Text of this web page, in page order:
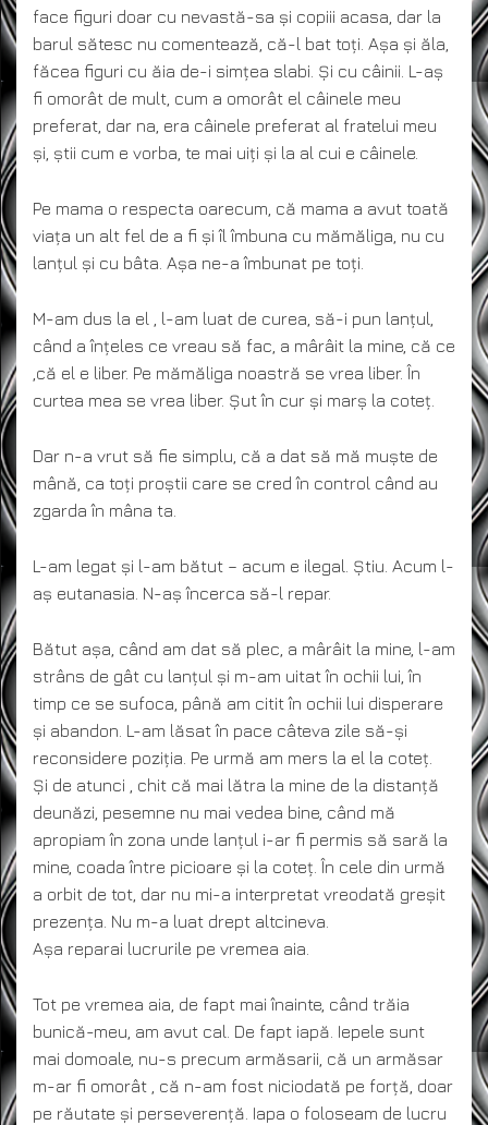
face figuri doar cu nevastă-sa și copiii acasa, dar la
barul sătesc nu comentează, că-l bat toți. Așa și ăla,
făcea figuri cu ăia de-i simțea slabi. Și cu câinii. L-aș
fi omorât de mult, cum a omorât el câinele meu
preferat, dar na, era câinele preferat al fratelui meu
și, știi cum e vorba, te mai uiți și la al cui e câinele.
Pe mama o respecta oarecum, că mama a avut toată
viața un alt fel de a fi și îl îmbuna cu mămăliga, nu cu
lanțul și cu bâta. Așa ne-a îmbunat pe toți.
M-am dus la el , l-am luat de curea, să-i pun lanțul,
când a înțeles ce vreau să fac, a mârâit la mine, că ce
,că el e liber. Pe mămăliga noastră se vrea liber. În
curtea mea se vrea liber. Șut în cur și marș la coteț.
Dar n-a vrut să fie simplu, că a dat să mă muște de
mână, ca toți proștii care se cred în control când au
zgarda în mâna ta.
L-am legat și l-am bătut – acum e ilegal. Știu. Acum l-
aș eutanasia. N-aș încerca să-l repar.
Bătut așa, când am dat să plec, a mârâit la mine, l-am
strâns de gât cu lanțul și m-am uitat în ochii lui, în
timp ce se sufoca, până am citit în ochii lui disperare
și abandon. L-am lăsat în pace câteva zile să-și
reconsidere poziția. Pe urmă am mers la el la coteț.
Și de atunci , chit că mai lătra la mine de la distanță
deunăzi, pesemne nu mai vedea bine, când mă
apropiam în zona unde lanțul i-ar fi permis să sară la
mine, coada între picioare și la coteț. În cele din urmă
a orbit de tot, dar nu mi-a interpretat vreodată greșit
prezența. Nu m-a luat drept altcineva.
Așa reparai lucrurile pe vremea aia.
Tot pe vremea aia, de fapt mai înainte, când trăia
bunică-meu, am avut cal. De fapt iapă. Iepele sunt
mai domoale, nu-s precum armăsarii, că un armăsar
m-ar fi omorât , că n-am fost niciodată pe forță, doar
pe răutate și perseverență. Iapa o foloseam de lucru